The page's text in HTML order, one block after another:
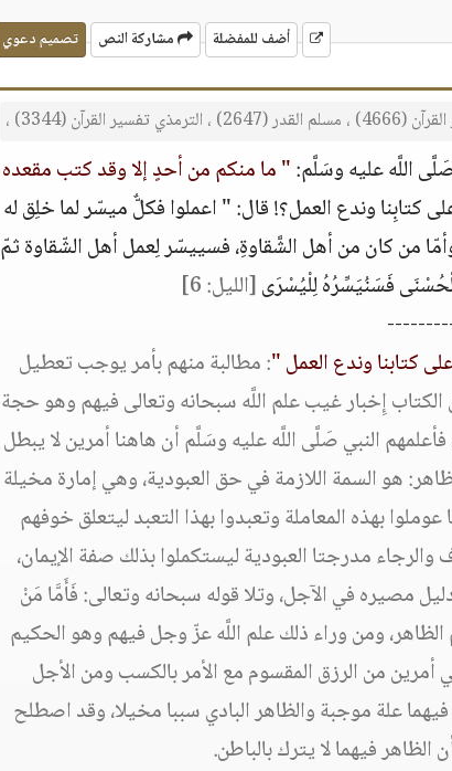
أضف للمفضلة مشاركة النص تصميم دعوي
تفسير القرآن (3344) ،
اللَّه عليه وسَلَّم:" ما منكم من أحدٍ إلا وقد كتب مقعده
كتابِنا وندع العمل؟! قال: " اعملوا فكلٌّ ميسّر لما خلِق له
من كان من أهل الشَّقاوةِ، فسييسّر لِعمل أهل الشّقاوة ثمّ
فَسَنُيَسِّرُهُ لِلْيُسْرَى[الليل: 6]
كتابنا وندع العمل ": مطالبة منهم بأمر يوجب تعطيل
إِخبار غيب علم اللَّه سبحانه وتعالى فيهم وهو حجة
النبي صَلَّى اللَّه عليه وسَلَّم أن هاهنا أمرين لا يبطل
هو السمة اللازمة في حق العبودية، وهي إمارة مخيلة
بهذه المعاملة وتعبدوا بهذا التعبد ليتعلق خوفهم
مدرجتا العبودية ليستكملوا بذلك صفة الإيمان،
مصيره في الآجل، وتلا قوله سبحانه وتعالى: فَأَمَّا مَنْ
ومن وراء ذلك علم اللَّه عزّ وجل فيهم وهو الحكيم
من الرزق المقسوم مع الأمر بالكسب ومن الأجل
علة موجبة والظاهر البادي سببا مخيلا، وقد اصطلح
فيهما لا يترك بالباطن.